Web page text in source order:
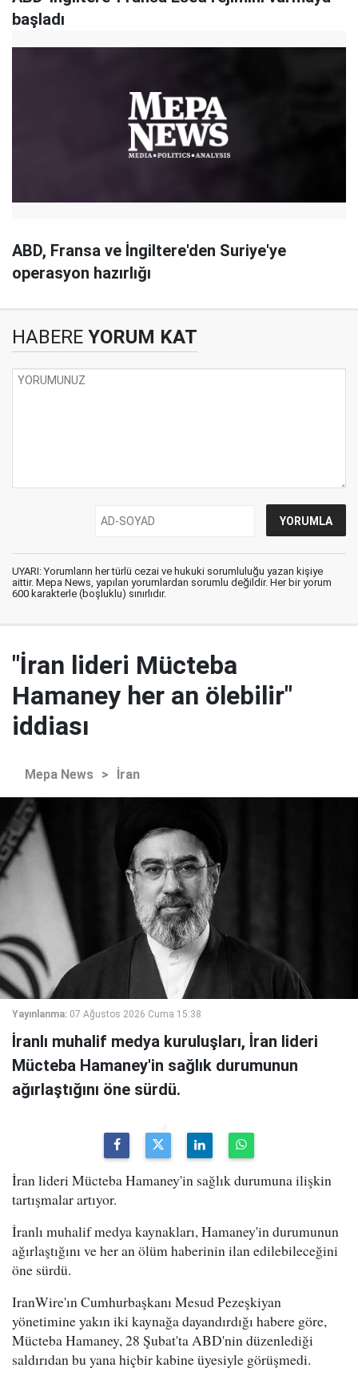
başladı
ABD, Fransa ve İngiltere'den Suriye'ye
operasyon hazırlığı
HABERE YORUM KAT
UYARI: Yorumların her türlü cezai ve hukuki sorumluluğu yazan kişiye
aittir. Mepa News, yapılan yorumlardan sorumlu değildir. Her bir yorum
600 karakterle (boşluklu) sınırlıdır.
"İran lideri Mücteba
Hamaney her an ölebilir"
iddiası
Mepa News > İran
Yayınlanma: 07 Ağustos 2026 Cuma 15:38
İranlı muhalif medya kuruluşları, İran lideri
Mücteba Hamaney'in sağlık durumunun
ağırlaştığını öne sürdü.
İran lideri Mücteba Hamaney'in sağlık durumuna ilişkin
tartışmalar artıyor.
İranlı muhalif medya kaynakları, Hamaney'in durumunun
ağırlaştığını ve her an ölüm haberinin ilan edilebileceğini
öne sürdü.
IranWire'ın Cumhurbaşkanı Mesud Pezeşkiyan
yönetimine yakın iki kaynağa dayandırdığı habere göre,
Mücteba Hamaney, 28 Şubat'ta ABD'nin düzenlediği
saldırıdan bu yana hiçbir kabine üyesiyle görüşmedi.